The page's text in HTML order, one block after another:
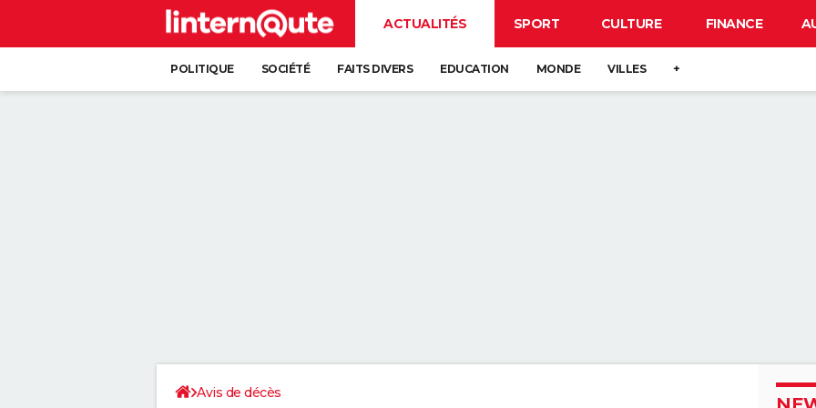
ACTUALITÉS SPORT CULTURE FINANCE
POLITIQUE SOCIÉTÉ FAITS DIVERS EDUCATION MONDE VILLES +
Avis de décès